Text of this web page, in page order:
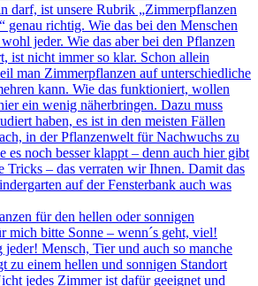
darf, ist unsere Rubrik „Zimmerpflanzen
genau richtig. Wie das bei den Menschen
jeder. Wie das aber bei den Pflanzen
ist nicht immer so klar. Schon allein
man Zimmerpflanzen auf unterschiedliche
kann. Wie das funktioniert, wollen
ein wenig näherbringen. Dazu muss
haben, es ist in den meisten Fällen
in der Pflanzenwelt für Nachwuchs zu
es noch besser klappt – denn auch hier gibt
Tricks – das verraten wir Ihnen. Damit das
auf der Fensterbank auch was
für den hellen oder sonnigen
mich bitte Sonne – wenn´s geht, viel!
jeder! Mensch, Tier und auch so manche
zu einem hellen und sonnigen Standort
jedes Zimmer ist dafür geeignet und